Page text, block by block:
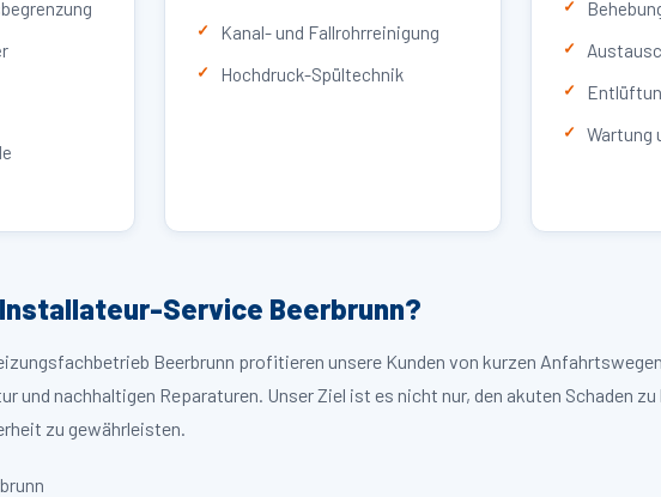
Kanal- und Fallrohrreinigung
Hochdruck-Spültechnik
Wartung
Service Beerbrunn?
Beerbrunn profitieren unsere Kunden von kurzen
und nachhaltigen Reparaturen. Unser Ziel ist es nicht nur, den akuten Schaden zu
zu gewährleisten.